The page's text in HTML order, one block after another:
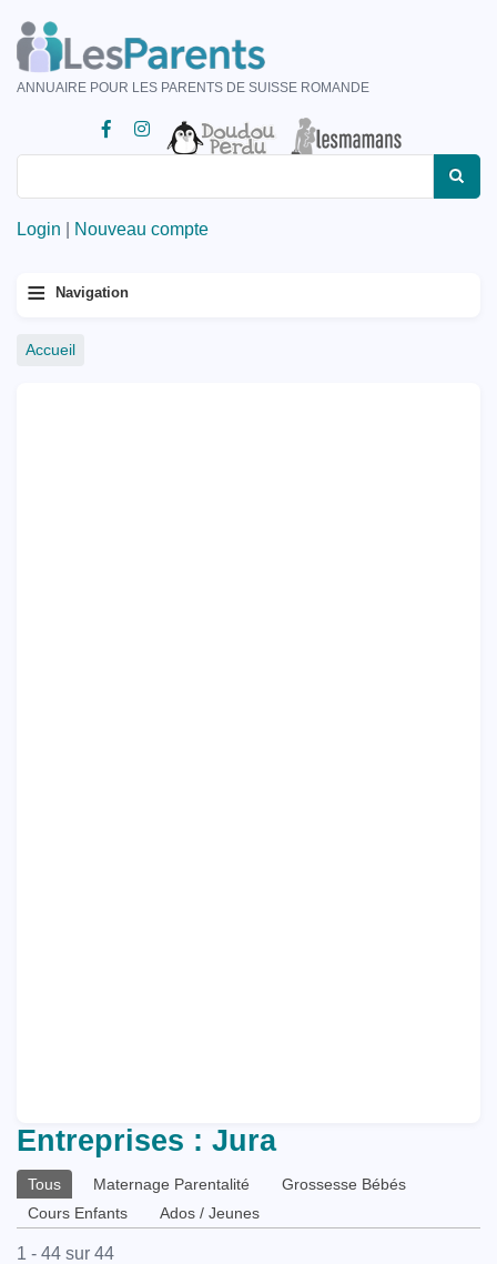
au
contenu
principal
ANNUAIRE POUR LES PARENTS DE SUISSE ROMANDE
Login Nouveau compte
Menu
≡ Navigation
Fil
Accueil
Entreprises : Jura
Onglets
principaux
Tous Maternage Parentalité
Grossesse Bébés
Cours Enfants
Ados / Jeunes
1 - 44 sur 44